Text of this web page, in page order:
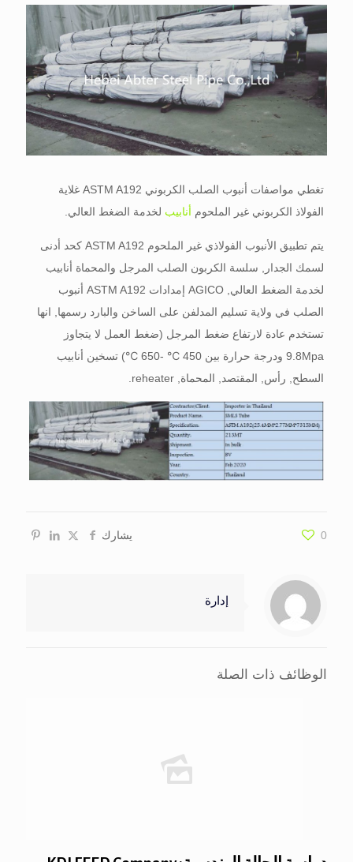
تغطي مواصفات أنبوب الصلب الكربوني ASTM A192 غلاية
الفولاذ الكربوني غير الملحوم أنابيب لخدمة الضغط العالي.
يتم تطبيق الأنبوب الفولاذي غير الملحوم ASTM A192 كحد أدنى
لسمك الجدار, سلسة الكربون الصلب المرجل والمحماة أنابيب
لخدمة الضغط العالي, AGICO إمدادات ASTM A192 أنبوب
الصلب في ولاية تسليم المدلفن على الساخن والبارد رسمها, انها
تستخدم عادة لارتفاع ضغط المرجل (ضغط العمل لا يتجاوز
9.8Mpa ودرجة حرارة بين 450 ℃ -650 ℃) تسخين أنابيب
السطح, رأس, المقتصد, المحماة, reheater.
يشارك 0
إدارة
الوظائف ذات الصلة